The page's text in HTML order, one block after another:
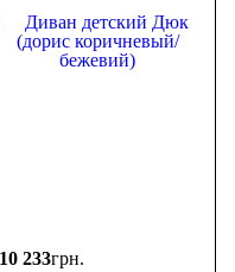
10 233грн.